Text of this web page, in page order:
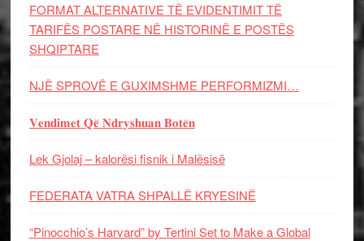
FORMAT ALTERNATIVE TË EVIDENTIMIT TË
TARIFËS POSTARE NË HISTORINË E POSTËS
SHQIPTARE
NJË SPROVË E GUXIMSHME PERFORMIZMI…
𝐕𝐞𝐧𝐝𝐢𝐦𝐞𝐭 𝐐𝐞̈ 𝐍𝐝𝐫𝐲𝐬𝐡𝐮𝐚𝐧 𝐁𝐨𝐭𝐞̈𝐧
Lek Gjolaj – kalorësi fisnik i Malësisë
FEDERATA VATRA SHPALLË KRYESINË
“Pinocchio’s Harvard” by Tertini Set to Make a Global